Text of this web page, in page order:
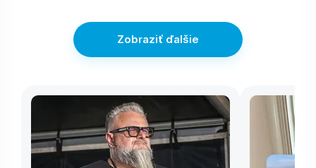
Zobraziť ďalšie